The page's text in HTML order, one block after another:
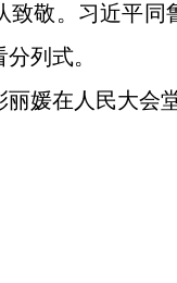
致敬。习近平
列式。
丽媛在人民大会